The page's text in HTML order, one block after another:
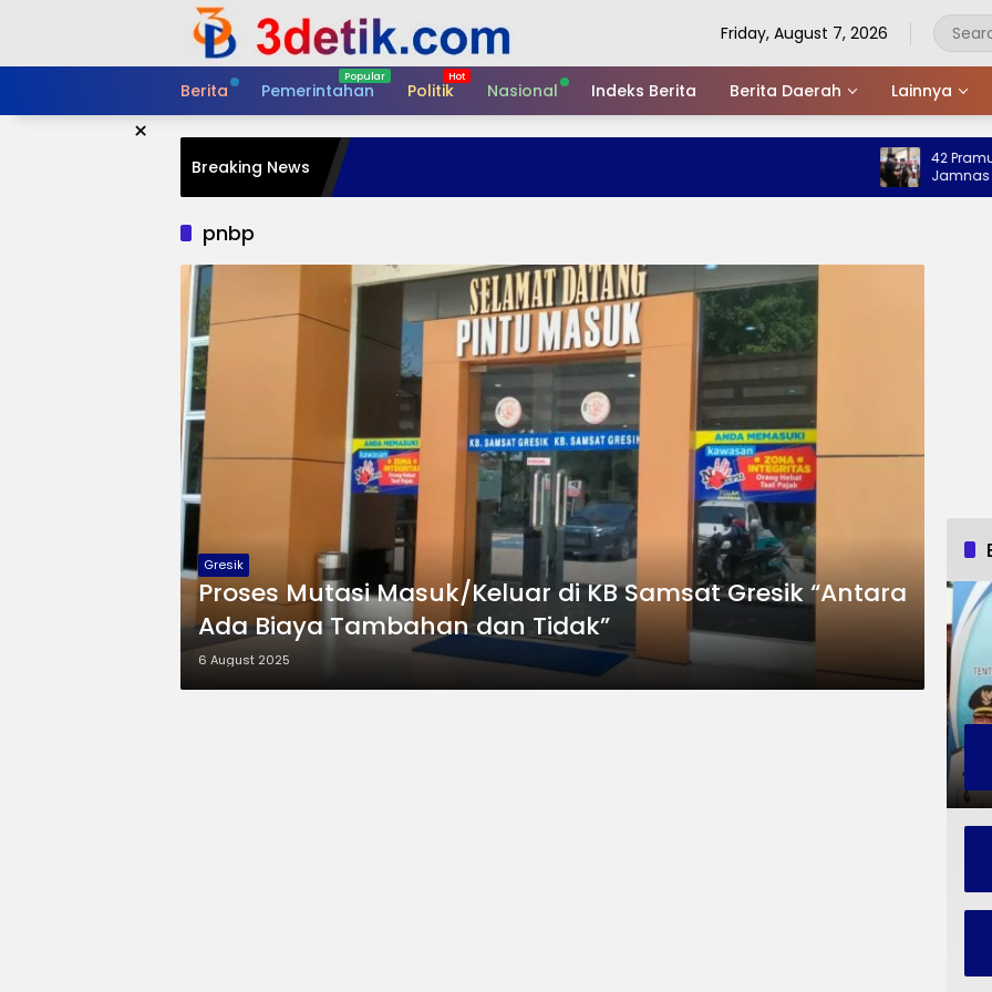
Friday, August 7, 2026
Berita Pemerintahan Politik Nasional Indeks Berita Berita Daerah Lainnya
×
Breaking News
42 Pramuka
Jamnas
Nama Baik
pnbp
Gresik
Proses Mutasi Masuk/Keluar di KB Samsat Gresik “Antara
Ada Biaya Tambahan dan Tidak”
6 August 2025